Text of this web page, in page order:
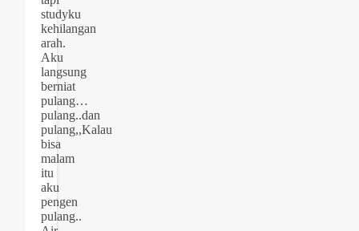
studyku
kehilangan
arah.
Aku
langsung
berniat
pulang…
pulang..dan
pulang,,Kalau
bisa
malam
itu
aku
pengen
pulang..